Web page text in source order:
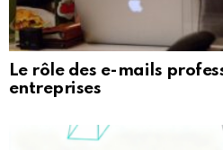
Le rôle des e-mails
entreprises